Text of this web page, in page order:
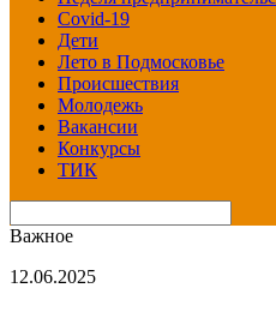
Covid-19
Дети
Лето в Подмосковье
Происшествия
Молодежь
Вакансии
Конкурсы
ТИК
Важное
12.06.2025